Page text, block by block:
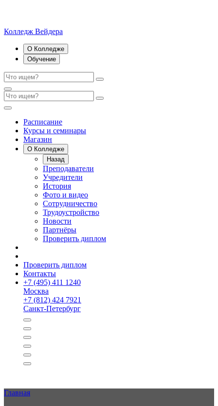
Колледж Вейдера
О Колледже
Обучение
Расписание
Курсы и семинары
Магазин
О Колледже
Назад
Преподаватели
Учредители
История
Фото и видео
Сотрудничество
Трудоустройство
Новости
Партнёры
Проверить диплом
Проверить диплом
Контакты
+7 (495) 411 1240
Москва
+7 (812) 424 7921
Санкт-Петербург
Главная